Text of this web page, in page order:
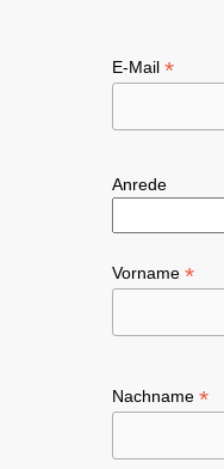
E-Mail *
Anrede
Vorname *
Nachname *